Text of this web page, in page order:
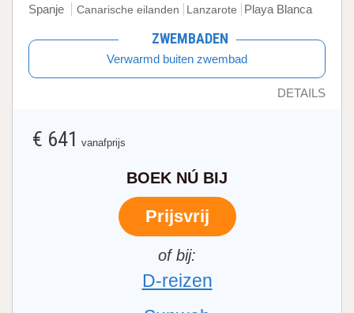
Spanje Canarische eilanden Lanzarote Playa Blanca
ZWEMBADEN
Verwarmd buiten zwembad
DETAILS
€ 641 vanafprijs
BOEK NÚ BIJ
Prijsvrij
D-reizen